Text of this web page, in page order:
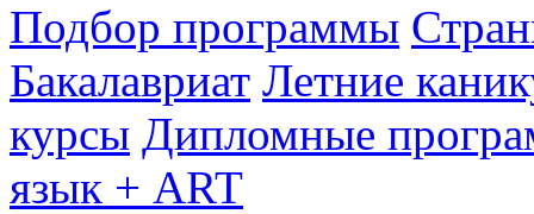
Подбор программы
Бакалавриат Летние
курсы Дипломные
язык + ART